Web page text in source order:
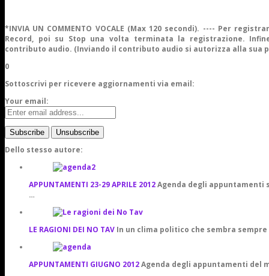
*INVIA UN COMMENTO VOCALE (Max 120 secondi). ---- Per
Record, poi su Stop una volta terminata la registrazione.
contributo audio. (Inviando il contributo audio si autorizza alla sua
0
Sottoscrivi per ricevere aggiornamenti via email:
Your email:
Dello stesso autore:
APPUNTAMENTI 23-29 APRILE 2012Agenda degli appuntamenti
…
LE RAGIONI DEI NO TAV In un clima politico che sembra
APPUNTAMENTI GIUGNO 2012Agenda degli appuntamenti del